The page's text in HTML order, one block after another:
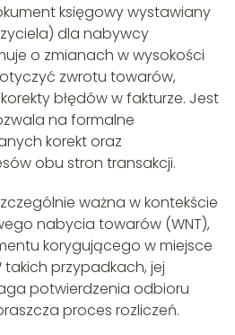
księgowy wystawiany
dla nabywcy
o zmianach w wysokości
zwrotu towarów,
błędów w fakturze. Jest
na formalne
korekt oraz
obu stron transakcji.
ważna w kontekście
nabycia towarów (WNT),
korygującego w miejsce
przypadkach, jej
potwierdzenia odbioru
proces rozliczeń.